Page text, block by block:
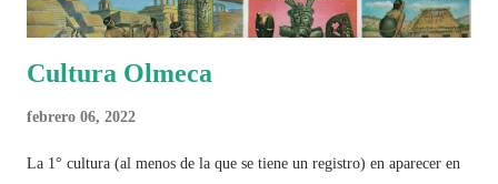
Cultura Olmeca
febrero 06, 2022
La 1° cultura (al menos de la que se tiene un registro) en aparecer en